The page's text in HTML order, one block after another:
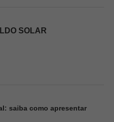
SOLAR
saiba como apresentar